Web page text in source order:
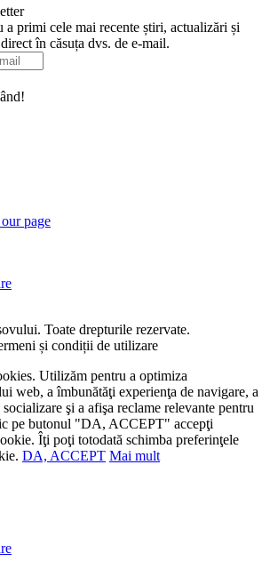
a primi cele mai recente știri, actualizări și
în căsuța dvs. de e-mail.
page
Toate drepturile rezervate.
și condiții de utilizare
Utilizăm pentru a optimiza
web, a îmbunătăţi experienţa de navigare, a
şi a afişa reclame relevante pentru
pe butonul "DA, ACCEPT" accepţi
Îţi poţi totodată schimba preferinţele
DA, ACCEPT Mai mult